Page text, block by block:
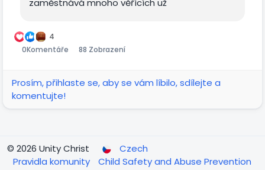
zaměstnává mnoho věřících už
4
0Komentáře 88 Zobrazení
Prosím, přihlaste se, aby se vám líbilo, sdílejte a
komentujte!
© 2026 Unity Christ
Czech
Pravidla komunity
Child Safety and Abuse Prevention